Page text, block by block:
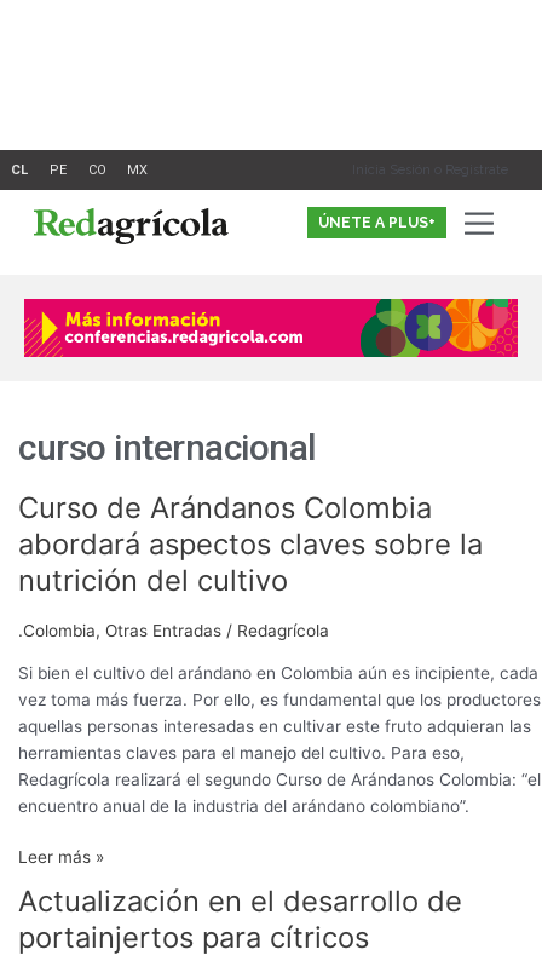
Inicia Sesión o Registrate
ÚNETE A PLUS+
curso internacional
Curso de Arándanos Colombia
abordará aspectos claves sobre la
nutrición del cultivo
.Colombia, Otras Entradas / Redagrícola
Si bien el cultivo del arándano en Colombia aún es incipiente, cada
vez toma más fuerza. Por ello, es fundamental que los
aquellas personas interesadas en cultivar este fruto adquieran las
herramientas claves para el manejo del cultivo. Para eso,
Redagrícola realizará el segundo Curso de Arándanos Colombia: “el
encuentro anual de la industria del arándano colombiano”.
Curso
Arándanos
Colombia
aspectos
claves
sobre
nutrición
del
cultivo
Leer más »
Actualización en el desarrollo de
portainjertos para cítricos
Actualización
el